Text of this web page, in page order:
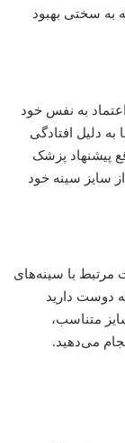
به سختی بهبود
به نفس خود
دلیل افتادگی
پیشنهاد پزشک
سایز سینه خود
مرتبط با سینه‌های
دوست دارید
متناسب،
می‌دهید.